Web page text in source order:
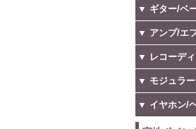
▼ ギター/ベ
▼ アンプ/エ
▼ レコーデ
▼ モジュラ
▼ イヤホン/